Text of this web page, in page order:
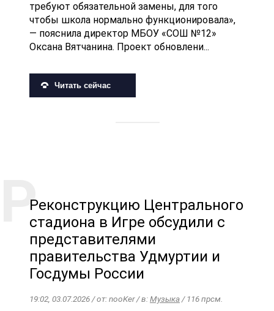
требуют обязательной замены, для того
чтобы школа нормально функционировала»,
— пояснила директор МБОУ «СОШ №12»
Оксана Вятчанина. Проект обновлени...
Читать сейчас
Реконструкцию Центрального
стадиона в Игре обсудили с
представителями
правительства Удмуртии и
Госдумы России
19:02, 03.07.2026 / от: nooKer / в:Музыка/ 116 прсм.